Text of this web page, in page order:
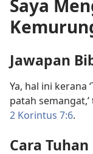
Saya
Jawapan
Ya, hal ini kerana
patah
2 Korintus 7:6.
Cara